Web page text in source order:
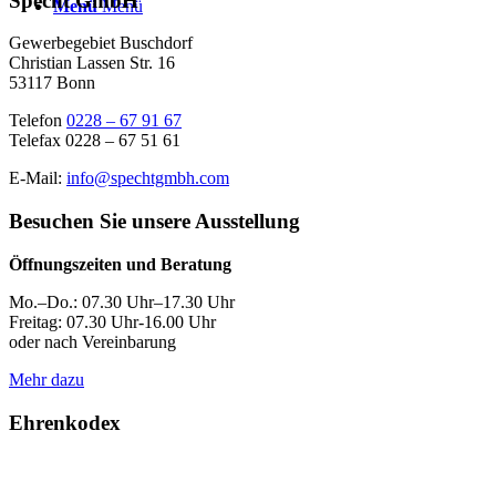
Menü Menü
Gewerbegebiet Buschdorf
Christian Lassen Str. 16
53117 Bonn
Telefon 0228 – 67 91 67
Telefax 0228 – 67 51 61
E-Mail: info@spechtgmbh.com
Besuchen Sie unsere Ausstellung
Öffnungszeiten und Beratung
Mo.–Do.: 07.30 Uhr–17.30 Uhr
Freitag: 07.30 Uhr-16.00 Uhr
oder nach Vereinbarung
Mehr dazu
Ehrenkodex